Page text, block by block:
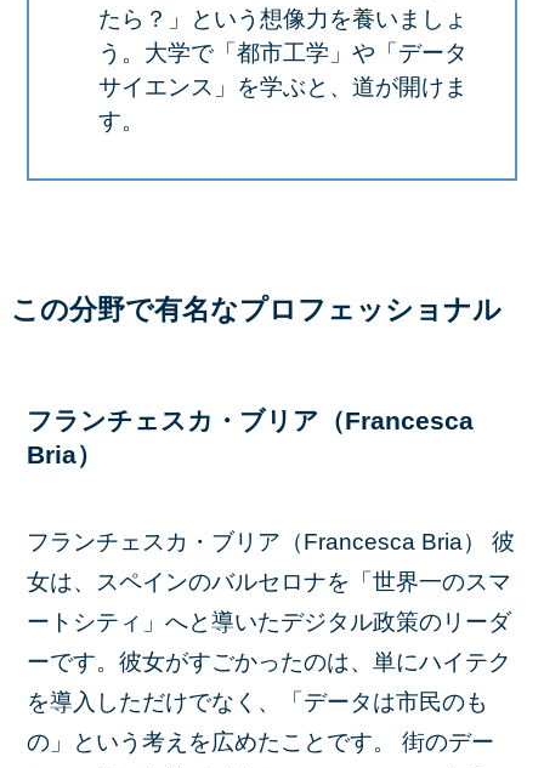
たら？」という想像力を養いましょ
う。大学で「都市工学」や「データ
サイエンス」を学ぶと、道が開けま
す。
この分野で有名なプロフェッショナル
フランチェスカ・ブリア（Francesca
Bria）
フランチェスカ・ブリア（Francesca Bria）
彼
女は、スペインのバルセロナを「世界一のスマ
ートシティ」へと導いたデジタル政策のリーダ
ーです。彼女がすごかったのは、単にハイテク
を導入しただけでなく、「データは市民のも
の」という考えを広めたことです。 街のデー